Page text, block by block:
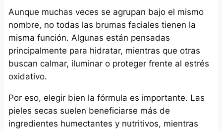
Aunque muchas veces se agrupan bajo el mismo
nombre, no todas las brumas faciales tienen la
misma función. Algunas están pensadas
principalmente para hidratar, mientras que otras
buscan calmar, iluminar o proteger frente al estrés
oxidativo.
Por eso, elegir bien la fórmula es importante. Las
pieles secas suelen beneficiarse más de
ingredientes humectantes y nutritivos, mientras